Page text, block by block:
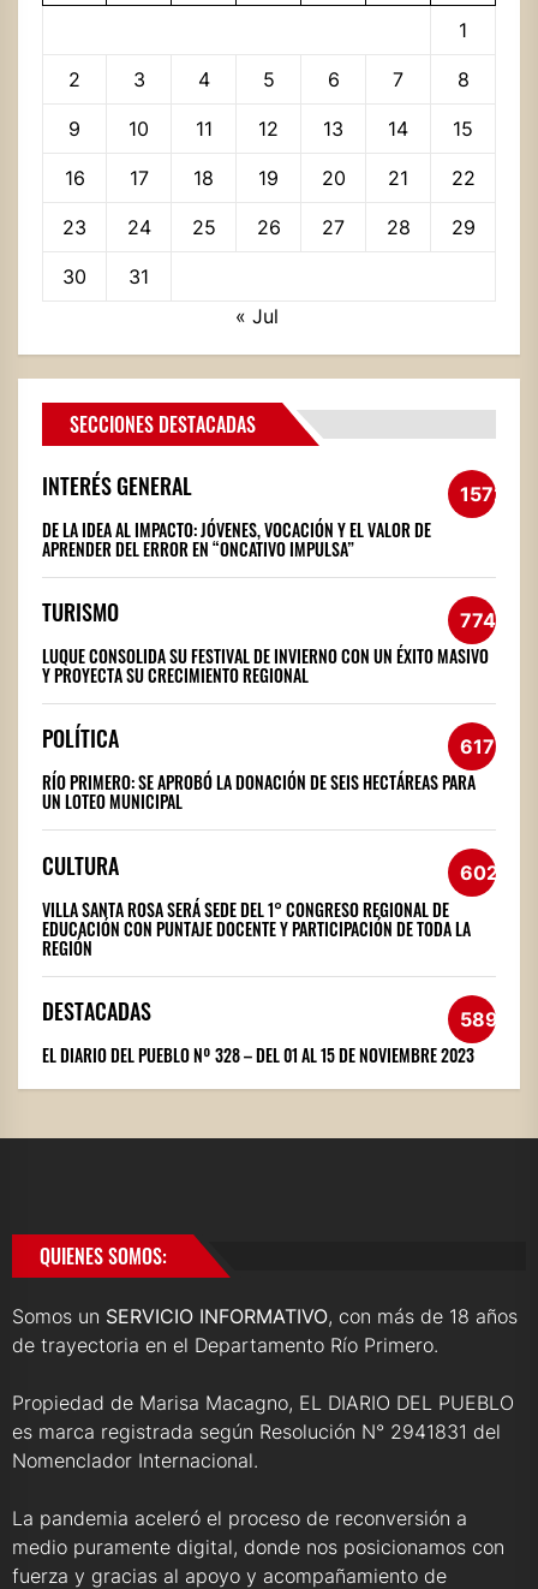
1
2 3 4 5 6 7 8
9 10 11 12 13 14 15
16 17 18 19 20 21 22
23 24 25 26 27 28 29
30
31
« Jul
SECCIONES DESTACADAS
INTERÉS GENERAL 1572
DE LA IDEA AL IMPACTO: JÓVENES, VOCACIÓN Y EL VALOR DE
APRENDER DEL ERROR EN “ONCATIVO IMPULSA”
TURISMO 774
LUQUE CONSOLIDA SU FESTIVAL DE INVIERNO CON UN ÉXITO MASIVO
Y PROYECTA SU CRECIMIENTO REGIONAL
POLÍTICA 617
RÍO PRIMERO: SE APROBÓ LA DONACIÓN DE SEIS HECTÁREAS PARA
UN LOTEO MUNICIPAL
CULTURA 602
VILLA SANTA ROSA SERÁ SEDE DEL 1° CONGRESO REGIONAL DE
EDUCACIÓN CON PUNTAJE DOCENTE Y PARTICIPACIÓN DE TODA LA
REGIÓN
DESTACADAS 589
EL DIARIO DEL PUEBLO Nº 328 – DEL 01 AL 15 DE NOVIEMBRE 2023
QUIENES SOMOS:
Somos un SERVICIO INFORMATIVO, con más de 18 años
de trayectoria en el Departamento Río Primero.
Propiedad de Marisa Macagno, EL DIARIO DEL PUEBLO
es marca registrada según Resolución N° 2941831 del
Nomenclador Internacional.
La pandemia aceleró el proceso de reconversión a
medio puramente digital, donde nos posicionamos con
fuerza y gracias al apoyo y acompañamiento de